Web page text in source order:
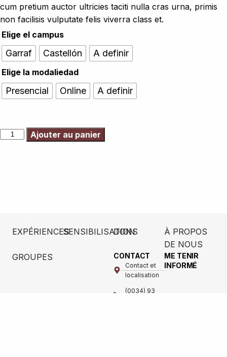
cum pretium auctor ultricies taciti nulla cras urna, primis
non facilisis vulputate felis viverra class et.
Elige el campus
Garraf Castellón A definir
Elige la modaliedad
Presencial Online A definir
Ajouter au panier
EXPÉRIENCESSENSIBILISATION
DONS
À PROPOS
DE NOUS
GROUPES
CONTACT
Contact et
localisation
(0034) 93
ME TENIR
INFORMÉ